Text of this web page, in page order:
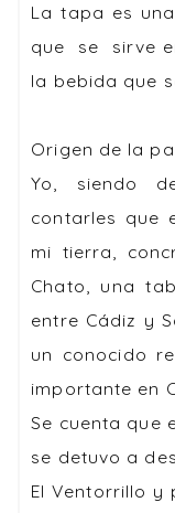
Latapa es
que se sirve
la bebida que
Origen de la
Yo, siendo
contarles que
mi tierra,
Chato, una
entre Cádiz y
un conocido
importante en
Se cuenta que
se detuvo a
El Ventorrillo